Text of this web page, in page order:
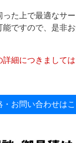
った上で最適なサ
ですので、是非
細につきましては
・お問い合わせは